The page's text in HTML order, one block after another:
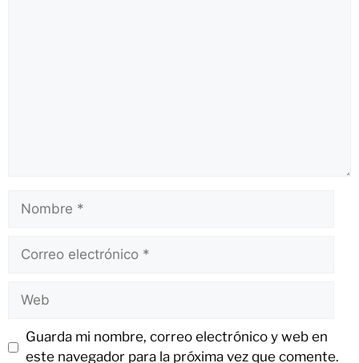
Guarda mi nombre, correo electrónico y web en
este navegador para la próxima vez que comente.